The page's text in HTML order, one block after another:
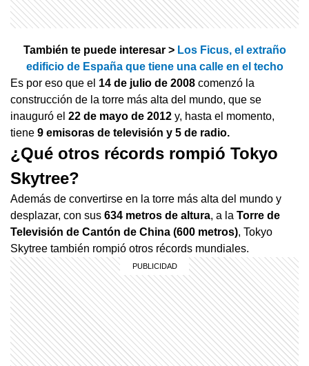
También te puede interesar > Los Ficus, el extraño
edificio de España que tiene una calle en el techo
Es por eso que el 14 de julio de 2008 comenzó la
construcción de la torre más alta del mundo, que se
inauguró el 22 de mayo de 2012 y, hasta el momento,
tiene 9 emisoras de televisión y 5 de radio.
¿Qué otros récords rompió Tokyo
Skytree?
Además de convertirse en la torre más alta del mundo y
desplazar, con sus 634 metros de altura, a la Torre de
Televisión de Cantón de China (600 metros), Tokyo
Skytree también rompió otros récords mundiales.